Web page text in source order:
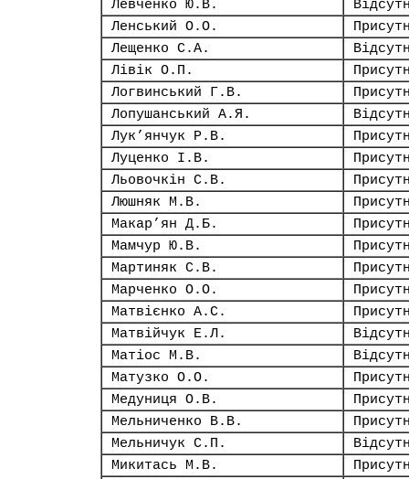
Левченко Ю.В.
Ленський О.О.
Лещенко С.А.
Лівік О.П.
Логвинський Г.В.
Лопушанський А.Я.
Лук’янчук Р.В.
Луценко І.В.
Льовочкін С.В.
Люшняк М.В.
Макар’ян Д.Б.
Мамчур Ю.В.
Мартиняк С.В.
Марченко О.О.
Матвієнко А.С.
Матвійчук Е.Л.
Матіос М.В.
Матузко О.О.
Медуниця О.В.
Мельниченко В.В.
Мельничук С.П.
Микитась М.В.